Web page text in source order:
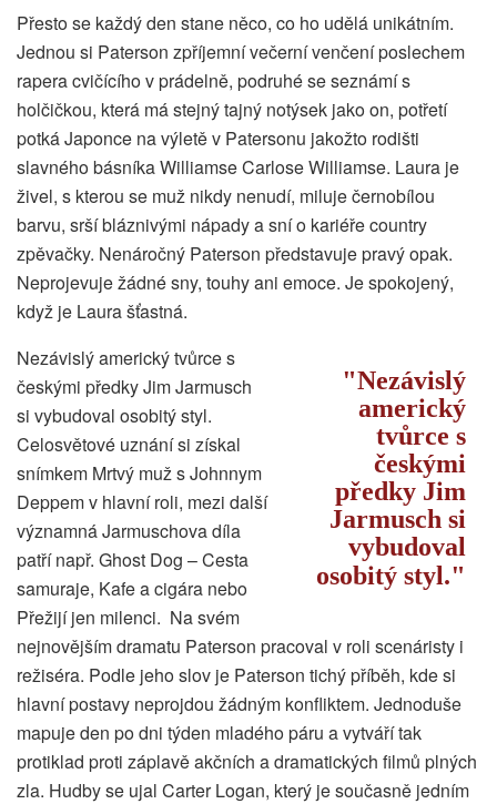
Přesto se každý den stane něco, co ho udělá unikátním.
Jednou si Paterson zpříjemní večerní venčení poslechem
rapera cvičícího v prádelně, podruhé se seznámí s
holčičkou, která má stejný tajný notýsek jako on, potřetí
potká Japonce na výletě v Patersonu jakožto rodišti
slavného básníka Williamse Carlose Williamse. Laura je
živel, s kterou se muž nikdy nenudí, miluje černobílou
barvu, srší bláznivými nápady a sní o kariéře country
zpěvačky. Nenáročný Paterson představuje pravý opak.
Neprojevuje žádné sny, touhy ani emoce. Je spokojený,
když je Laura šťastná.
Nezávislý
americký
tvůrce s
českými
předky Jim
Jarmusch si
vybudoval
osobitý styl.
Nezávislý americký tvůrce s
českými předky Jim Jarmusch
si vybudoval osobitý styl.
Celosvětové uznání si získal
snímkem Mrtvý muž s Johnnym
Deppem v hlavní roli, mezi další
významná Jarmuschova díla
patří např. Ghost Dog – Cesta
samuraje, Kafe a cigára nebo
Přežijí jen milenci. Na svém
nejnovějším dramatu Paterson pracoval v roli scenáristy i
režiséra. Podle jeho slov je Paterson tichý příběh, kde si
hlavní postavy neprojdou žádným konfliktem. Jednoduše
mapuje den po dni týden mladého páru a vytváří tak
protiklad proti záplavě akčních a dramatických filmů plných
zla. Hudby se ujal Carter Logan, který je současně jedním